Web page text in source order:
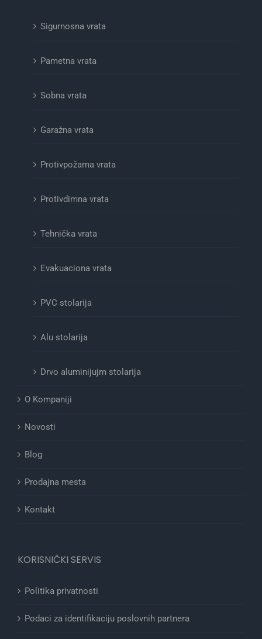
Sigurnosna vrata
Pametna vrata
Sobna vrata
Garažna vrata
Protivpožarna vrata
Protivdimna vrata
Tehnička vrata
Evakuaciona vrata
PVC stolarija
Alu stolarija
Drvo aluminijujm stolarija
O Kompaniji
Novosti
Blog
Prodajna mesta
Kontakt
KORISNIČKI SERVIS
Politika privatnosti
Podaci za identifikaciju poslovnih partnera